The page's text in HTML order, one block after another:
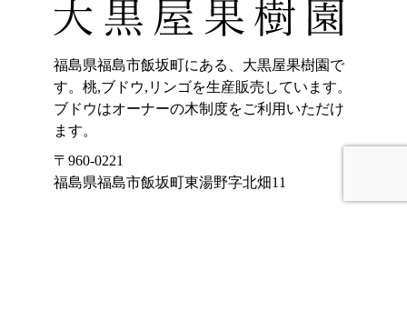
福島県福島市飯坂町にある、大黒屋果樹園で
す。桃,ブドウ,リンゴを生産販売しています。
ブドウはオーナーの木制度をご利用いただけ
ます。
〒960-0221
福島県福島市飯坂町東湯野字北畑11